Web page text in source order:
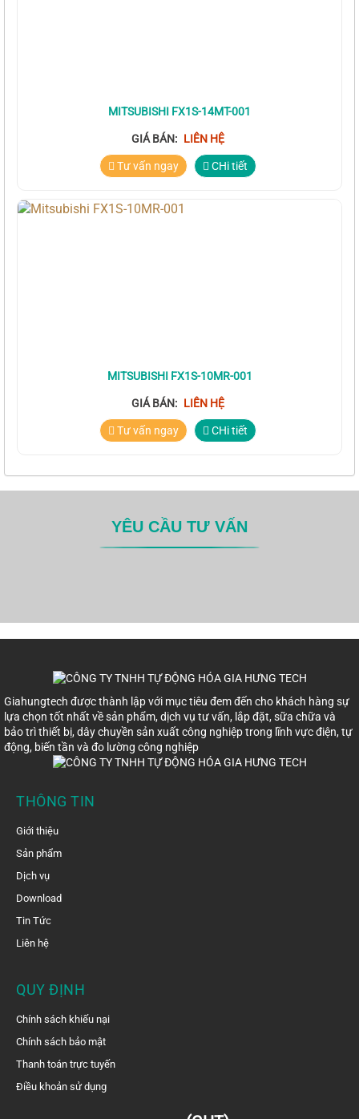
MITSUBISHI FX1S-14MT-001
GIÁ BÁN: LIÊN HỆ
Tư vấn ngay CHi tiết
MITSUBISHI FX1S-10MR-001
GIÁ BÁN: LIÊN HỆ
Tư vấn ngay CHi tiết
YÊU CẦU TƯ VẤN
Giahungtech được thành lập với mục tiêu đem đến cho khách hàng sự
lựa chọn tốt nhất về sản phẩm, dịch vụ tư vấn, lắp đặt, sữa chữa và
bảo trì thiết bị, dây chuyền sản xuất công nghiệp trong lĩnh vực điện, tự
động, biến tần và đo lường công nghiệp
THÔNG TIN
Giới thiệu
Sản phẩm
Dịch vụ
Download
Tin Tức
Liên hệ
QUY ĐỊNH
Chính sách khiếu nại
Chính sách bảo mật
Thanh toán trực tuyến
Điều khoản sử dụng